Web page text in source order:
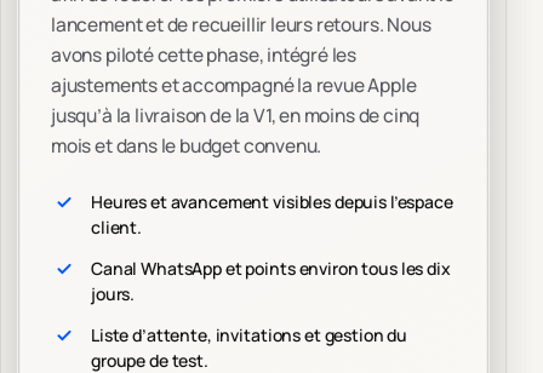
lancement et de recueillir leurs retours. Nous
avons piloté cette phase, intégré les
ajustements et accompagné la revue Apple
jusqu’à la livraison de la V1, en moins de cinq
mois et dans le budget convenu.
Heures et avancement visibles depuis l’espace
client.
Canal WhatsApp et points environ tous les dix
jours.
Liste d’attente, invitations et gestion du
groupe de test.